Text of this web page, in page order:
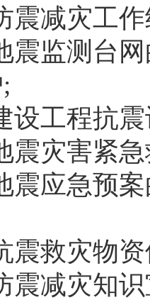
震减灾工
震监测台
;
设工程抗
震灾害紧
震应急预
震救灾物
震减灾知